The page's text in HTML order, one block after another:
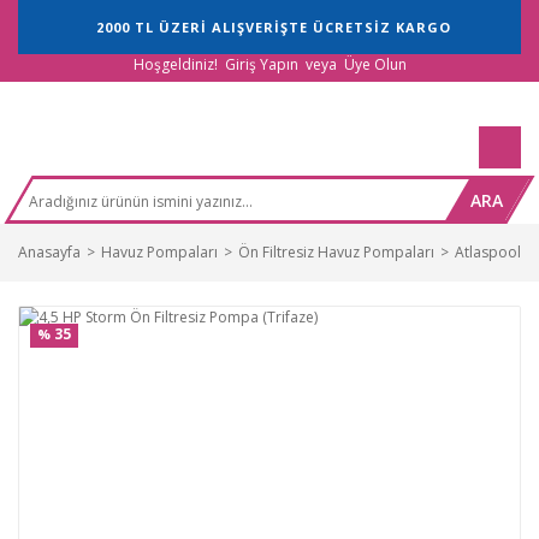
2000 TL ÜZERİ ALIŞVERİŞTE ÜCRETSİZ KARGO
Hoşgeldiniz! Giriş Yapın veya Üye Olun
ARA
Anasayfa Havuz Pompaları Ön Filtresiz Havuz Pompaları Atlaspool
% 35